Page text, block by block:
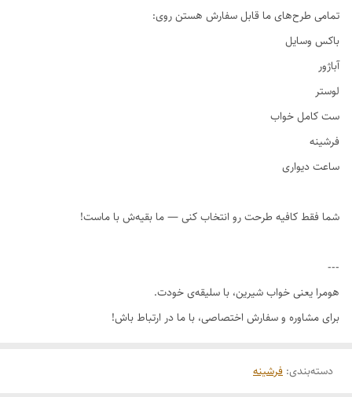
تمامی طرح‌های ما قابل سفارش هستن روی:
باکس وسایل
آباژور
لوستر
ست کامل خواب
فرشینه
ساعت دیواری
شما فقط کافیه طرحت رو انتخاب کنی — ما بقیه‌ش با ماست!
---
هومرا یعنی خواب شیرین، با سلیقه‌ی خودت.
برای مشاوره و سفارش اختصاصی، با ما در ارتباط باش!
دسته‌بندی: فرشینه